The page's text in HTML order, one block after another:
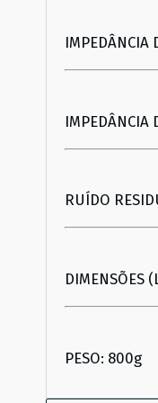
IMPEDÂNCIA
IMPEDÂNCIA
RUÍDO
DIMENSÕES
PESO: 800g